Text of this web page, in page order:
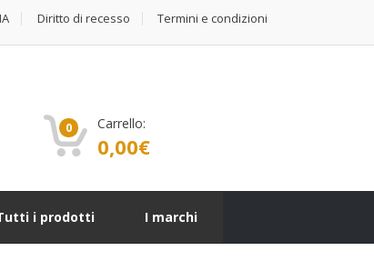
Diritto di recesso Termini e condizioni
0 Carrello:
0,00€
i prodotti I marchi